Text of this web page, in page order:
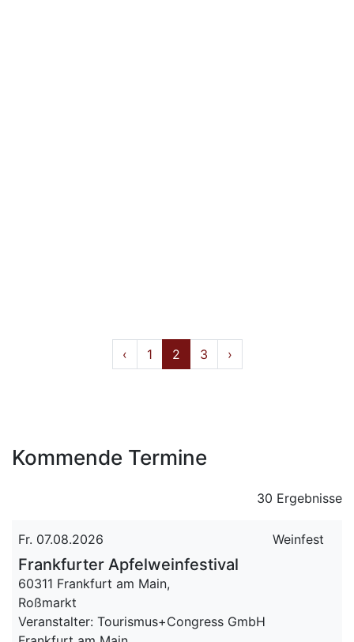
‹ 1 2 3 ›
Kommende Termine
30 Ergebnisse
Fr. 07.08.2026 Weinfest
Frankfurter Apfelweinfestival
60311 Frankfurt am Main,
Roßmarkt
Veranstalter: Tourismus+Congress GmbH